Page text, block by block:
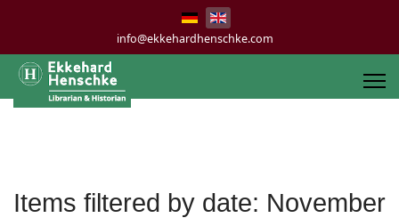
info@ekkehardhenschke.com
Items filtered by date: November